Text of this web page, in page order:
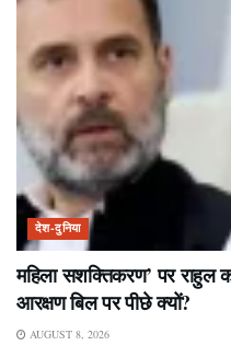
देश-दुनिया
महिला सशक्तिकरण’ पर राहुल
आरक्षण बिल पर पीछे क्यों?
AUGUST 8, 2026